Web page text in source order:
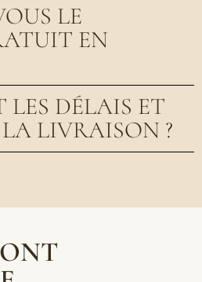
LE
EN
LES DÉLAIS ET
LIVRAISON ?